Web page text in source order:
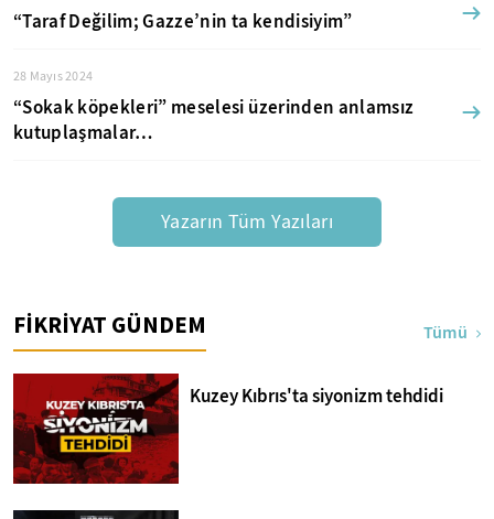
“Taraf Değilim; Gazze’nin ta kendisiyim”
28 Mayıs 2024
“Sokak köpekleri” meselesi üzerinden anlamsız
kutuplaşmalar…
Yazarın Tüm Yazıları
FİKRİYAT GÜNDEM Tümü
Kuzey Kıbrıs'ta siyonizm tehdidi